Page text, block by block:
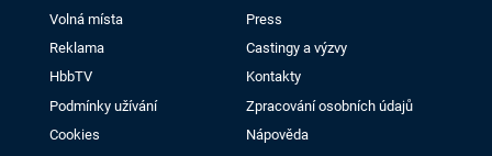
Volná místa
Press
Reklama
Castingy a výzvy
HbbTV
Kontakty
Podmínky užívání
Zpracování osobních údajů
Cookies
Nápověda